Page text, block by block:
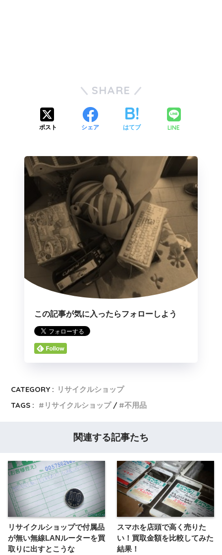
SHARE
ポスト シェア はてブ LINE
この記事が気に入ったらフォローしよう
CATEGORY : リサイクルショップ
TAGS :
リサイクルショップ 不用品
関連する記事たち
リサイクルショップで付属品
が無い無線LANルーターを買
取りに出すとこうな
スマホを店頭で高く売りた
い！買取金額を比較してみた
結果！